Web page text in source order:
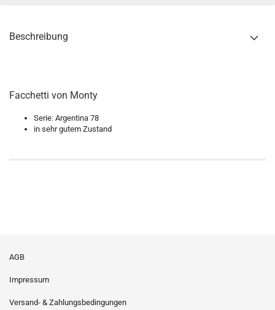
Beschreibung
Facchetti von Monty
Serie: Argentina 78
in sehr gutem Zustand
AGB
Impressum
Versand- & Zahlungsbedingungen